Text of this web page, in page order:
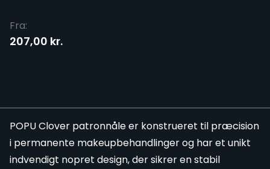
Fra:
207,00 kr.
​POPU Clover patronnåle er konstrueret til præcision
i permanente makeupbehandlinger og har et unikt
indvendigt nopret design, der sikrer en stabil